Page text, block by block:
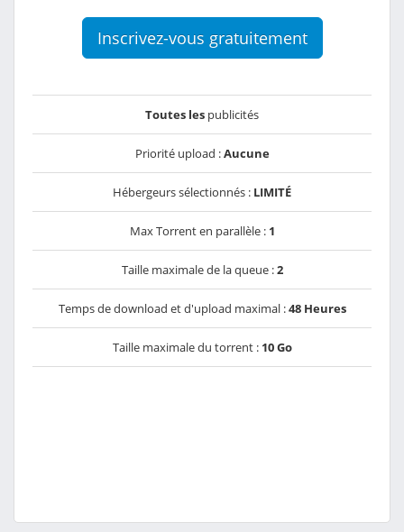
Inscrivez-vous gratuitement
Toutes les publicités
Priorité upload :Aucune
Hébergeurs sélectionnés : LIMITÉ
Max Torrent en parallèle : 1
Taille maximale de la queue :2
Temps de download et d'upload maximal :48 Heures
Taille maximale du torrent : 10 Go